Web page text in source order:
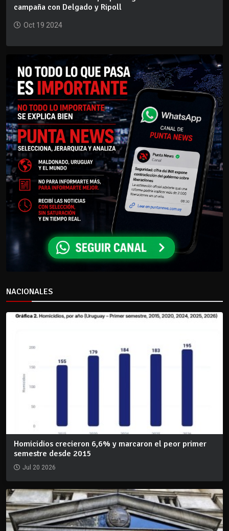
campaña con Delgado y Ripoll
Oct 19 2024
NACIONALES
Homicidios crecieron 6,6% y marcaron el peor primer
semestre desde 2015
Jul 20 2026